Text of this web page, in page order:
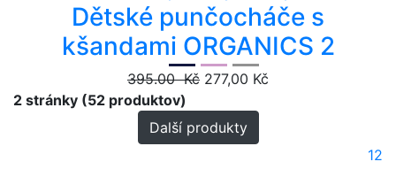
Dětské punčocháče s
kšandami ORGANICS 2
395.00 Kč 277,00 Kč
2 stránky (52 produktov)
Další produkty
12